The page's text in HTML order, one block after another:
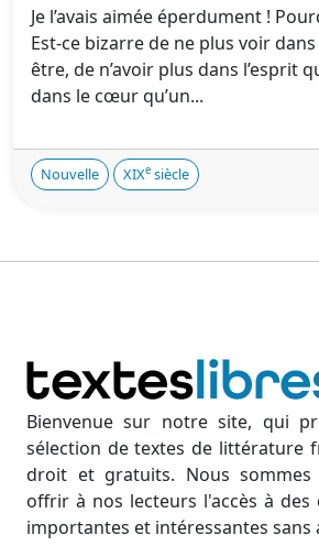
Je l’avais aimée éperdument !
Est-ce bizarre de ne plus voir
être, de n’avoir plus dans l’esprit
dans le cœur qu’un...
Nouvelle XIXe siècle
Bienvenue sur notre site, qui
sélection de textes de littérature
droit et gratuits. Nous
offrir à nos lecteurs l'accès à
importantes et intéressantes sans